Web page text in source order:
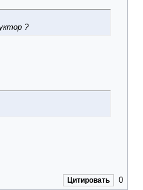
?
Цитировать 0